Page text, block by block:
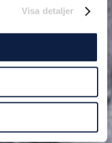
Visa detaljer